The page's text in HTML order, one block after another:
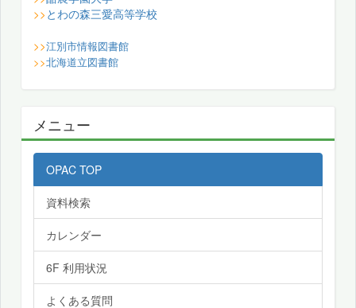
>> とわの森三愛高等学校
>>江別市情報図書館
>>北海道立図書館
メニュー
OPAC TOP
資料検索
カレンダー
6F 利用状況
よくある質問